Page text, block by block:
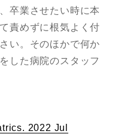
卒業させたい時に本
責めずに根気よく付
い。そのほかで何か
した病院のスタッフ
2022 Jul